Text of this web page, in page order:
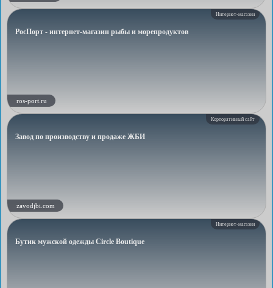
Интернет-магазин
РосПорт - интернет-магазин рыбы и морепродуктов
ros-port.ru
Корпоративный сайт
Завод по производству и продаже ЖБИ
zavodjbi.com
Интернет-магазин
Бутик мужской одежды Circle Boutique